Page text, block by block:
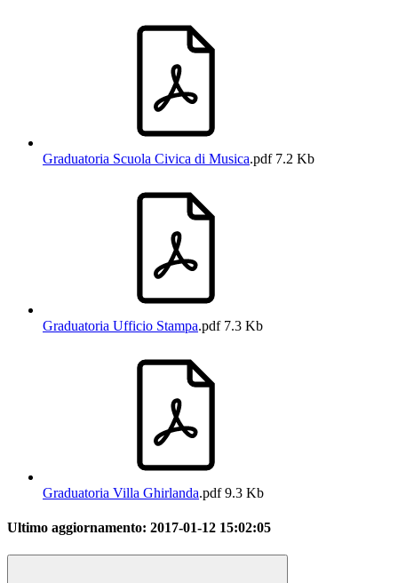
Graduatoria Scuola Civica di Musica.pdf7.2 Kb
Graduatoria Ufficio Stampa.pdf7.3 Kb
Graduatoria Villa Ghirlanda.pdf9.3 Kb
Ultimo aggiornamento: 2017-01-12 15:02:05